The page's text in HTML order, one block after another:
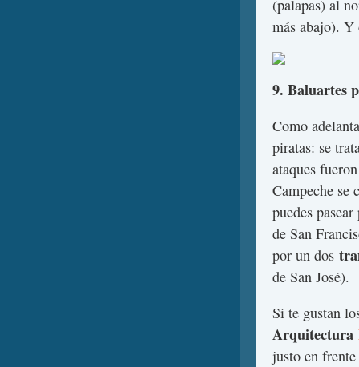
(palapas) al
más abajo).
9. Baluartes
Como
piratas: se
ataques
Campeche se
puedes
de San
por un dos
de San José).
Si te gustan
Arquitectura
justo en